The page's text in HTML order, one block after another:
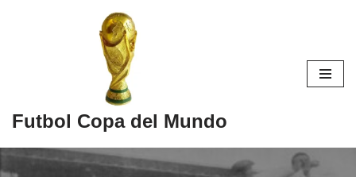
Futbol Copa del Mundo